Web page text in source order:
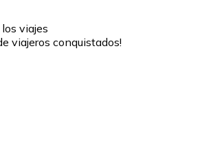
viajes
viajeros conquistados!